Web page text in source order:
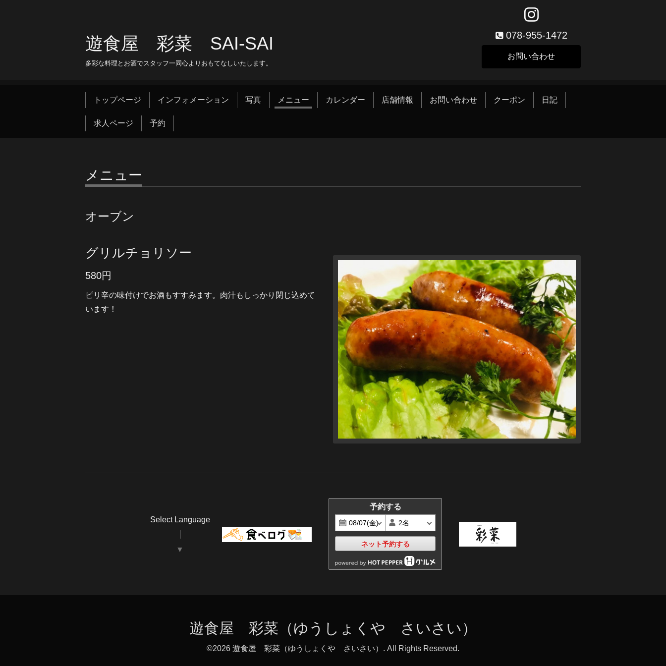
遊食屋 彩菜 SAI‐SAI
多彩な料理とお酒でスタッフ一同心よりおもてなしいたします。
078-955-1472
お問い合わせ
トップページ インフォメーション 写真 メニュー カレンダー 店舗情報 お問い合わせ クーポン 日記
求人ページ 予約
メニュー
オーブン
グリルチョリソー
580円
ピリ辛の味付けでお酒もすすみます。肉汁もしっかり閉じ込めて
います！
Select Language
▼
予約する
ネット予約する
遊食屋 彩菜（ゆうしょくや さいさい）
©2026 遊食屋 彩菜（ゆうしょくや さいさい） . All Rights Reserved.